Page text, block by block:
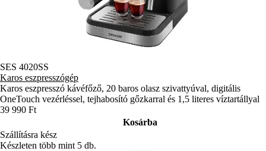
SES 4020SS
Karos eszpresszógép
Karos eszpresszó kávéfőző, 20 baros olasz szivattyúval, digitális
OneTouch vezérléssel, tejhabosító gőzkarral és 1,5 literes víztartállyal
39 990 Ft
Kosárba
Szállításra kész
Készleten több mint 5 db.